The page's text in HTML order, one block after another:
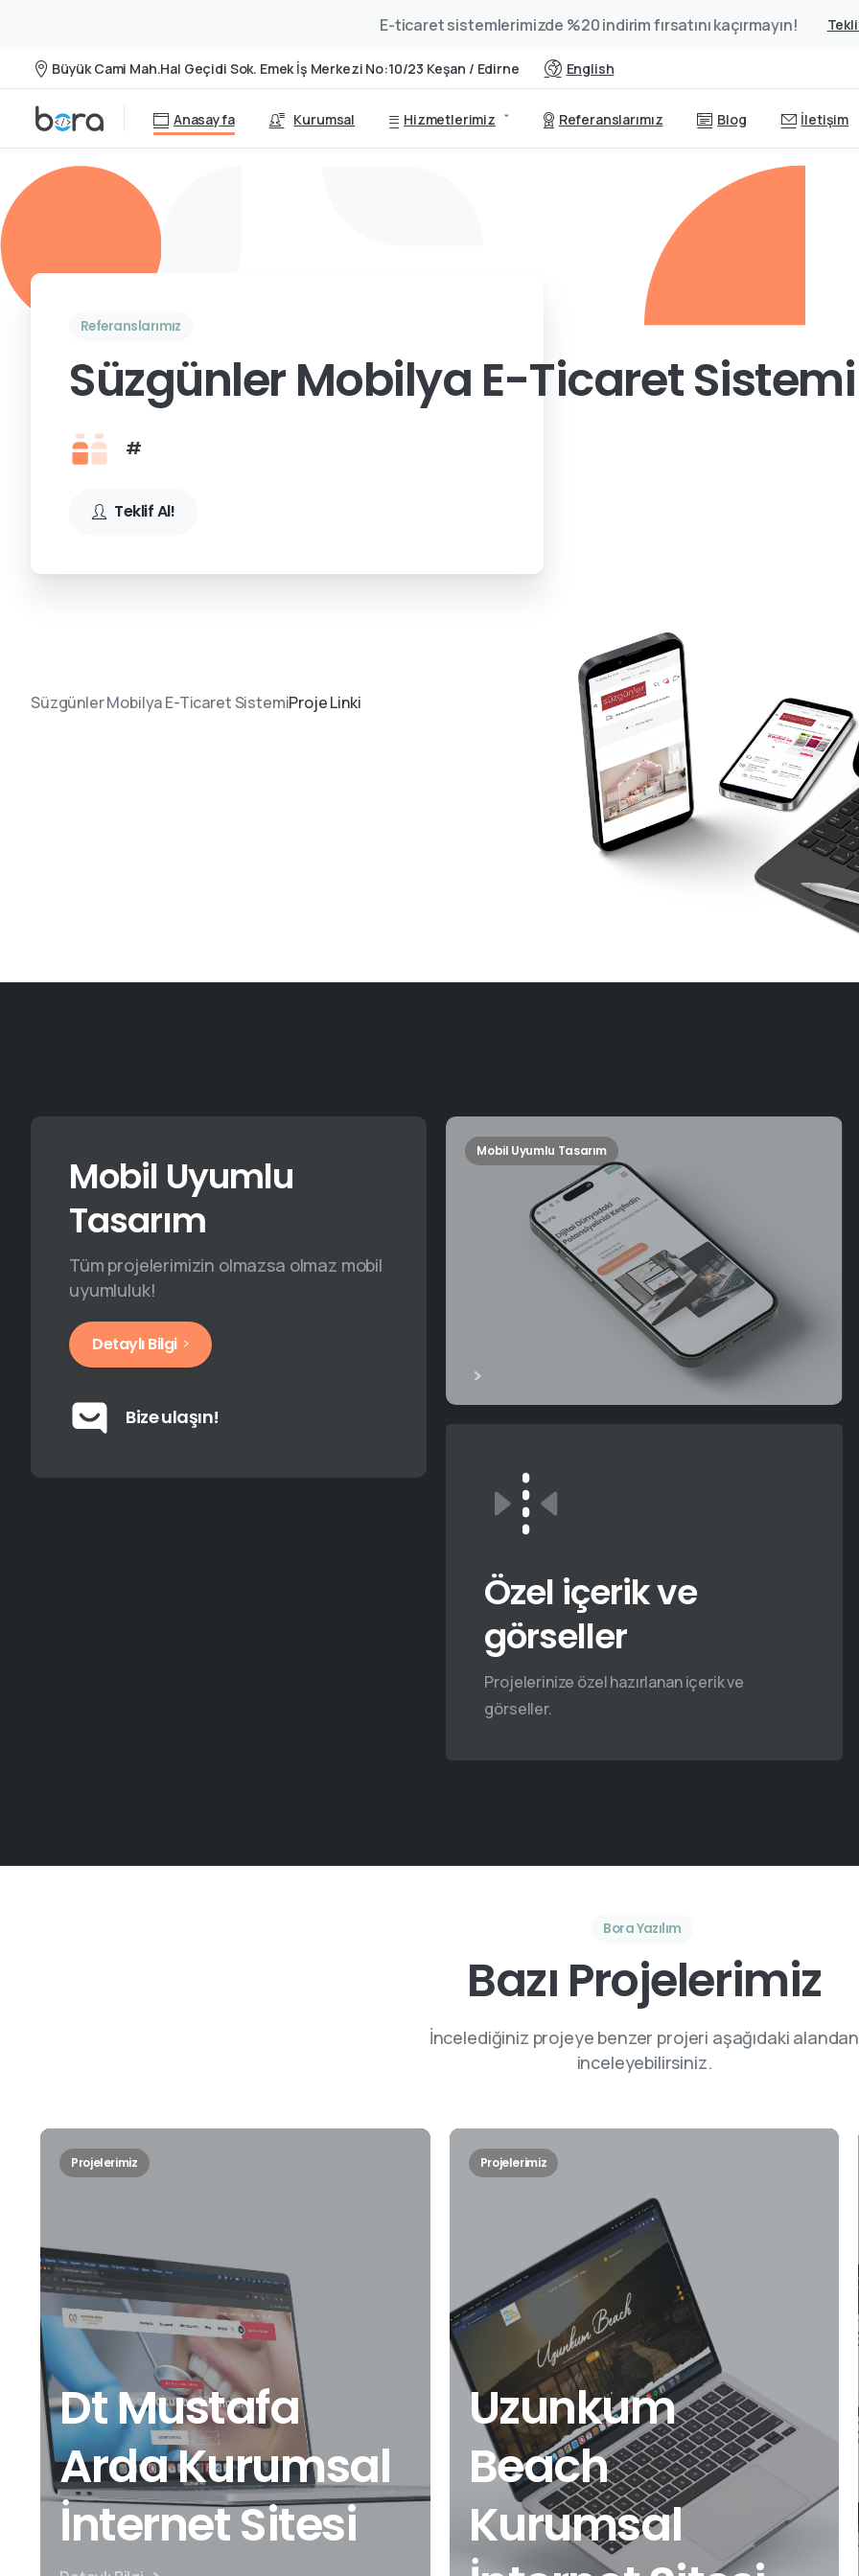
E-ticaret sistemlerimizde %20 indirim fırsatını kaçırmayın!
Büyük Cami Mah.Hal Geçidi Sok. Emek İş Merkezi No:10/23 Keşan / Edirne English
Anasayfa Kurumsal Hizmetlerimiz Referanslarımız Blog İletişim
Referanslarımız
Süzgünler Mobilya E-Ticaret Sistemi
#
Teklif Al!
Süzgünler Mobilya E-Ticaret SistemiProje Linki
Mobil Uyumlu
Tasarım
Tüm projelerimizin olmazsa olmaz mobil
uyumluluk!
Detaylı Bilgi
Bize ulaşın!
Mobil Uyumlu Tasarım
Özel içerik ve
görseller
Projelerinize özel hazırlanan içerik ve
görseller.
Bora Yazılım
Bazı Projelerimiz
İncelediğiniz projeye benzer projeri aşağıdaki alandan
inceleyebilirsiniz.
Projelerimiz
Dt Mustafa
Arda Kurumsal
İnternet Sitesi
Projelerimiz
Uzunkum
Beach
Kurumsal